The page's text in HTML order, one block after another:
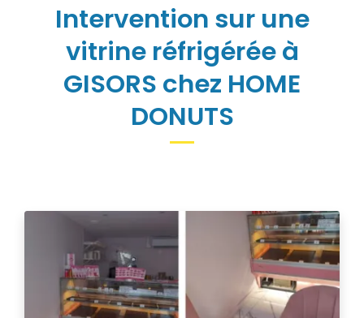
Intervention sur une
vitrine réfrigérée à
GISORS chez HOME
DONUTS